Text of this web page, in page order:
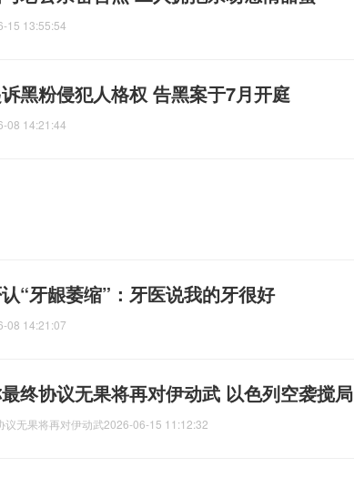
15 13:55:54
黑粉侵犯人格权 告黑案于7月开庭
08 14:21:44
“牙龈萎缩”：牙医说我的牙很好
08 14:21:07
终协议无果将再对伊动武 以色列空袭搅局
议无果将再对伊动武2026-06-15 11:12:32